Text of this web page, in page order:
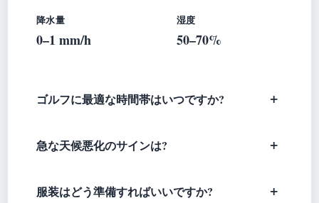
降水量
0–1 mm/h
湿度
50–70%
ゴルフに最適な時間帯はいつですか?
急な天候悪化のサインは?
服装はどう準備すればいいですか?